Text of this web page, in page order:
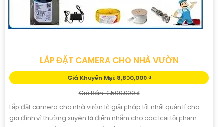
LẮP ĐẶT CAMERA CHO NHÀ VƯỜN
Giá Khuyến Mại: 8,800,000 ₫
Giá Bán: 9,500,000 ₫
Lắp đặt camera cho nhà vườn là giải pháp tốt nhất quản lí cho
gia đình vì thường xuyên là điểm nhắm cho các loại tội phạm